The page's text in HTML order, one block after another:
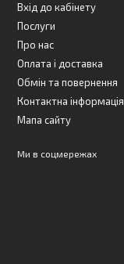
Вхід до кабінету
Послуги
Про нас
Оплата і доставка
Обмін та повернення
Контактна інформація
Мапа сайту
Ми в соцмережах